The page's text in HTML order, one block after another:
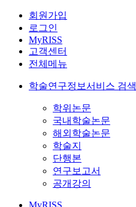
회원가입
로그인
MyRISS
고객센터
전체메뉴
학술연구정보서비스 검색
학위논문
국내학술논문
해외학술논문
학술지
단행본
연구보고서
공개강의
MyRISS